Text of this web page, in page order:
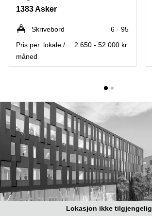
Oslo
kontor
Coworking
Møterom
Bergen
Næringslokaler
til leie
Trondheim
Kontorhotell
Trondheim
Kontorfellesskap
Trondheim
Fjordalléen
28 Oslo
Hagaløkkveien
13 Asker
Martin
Linges
vei 25
Fornebu
Lysaker
Torg 5
Bærum
Kohts
1383 Asker
Skrivebord
6 - 95
Pris per. lokale /
måned
2 650 - 52 000 kr.
Lokasjon ikke tilgjengelig